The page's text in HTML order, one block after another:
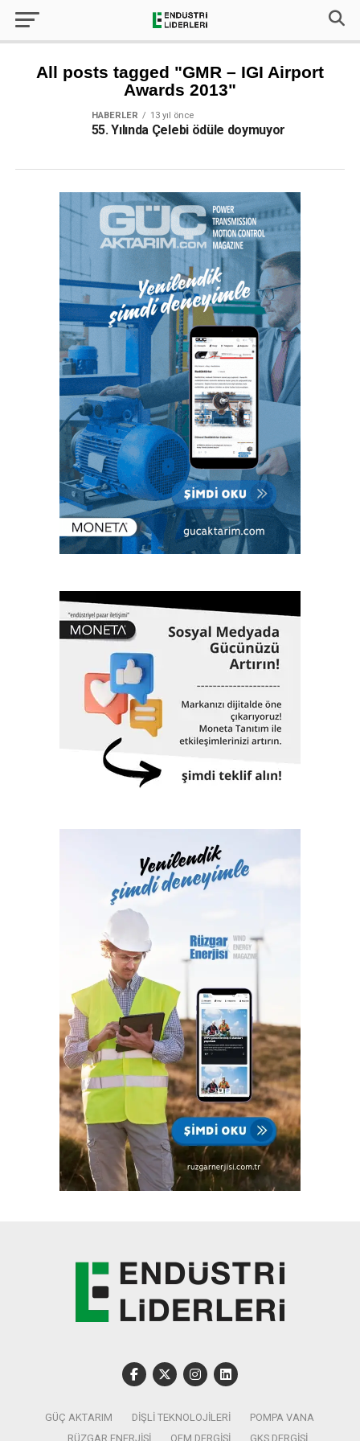
All posts tagged "GMR – IGI Airport
Awards 2013"
HABERLER 13 yıl önce
55. Yılında Çelebi ödüle doymuyor
GÜÇ AKTARIM DIŞLI TEKNOLOJILERI
POMPA VANA
RÜZGAR ENERJISI
OEM DERGISI GKS DERGISI